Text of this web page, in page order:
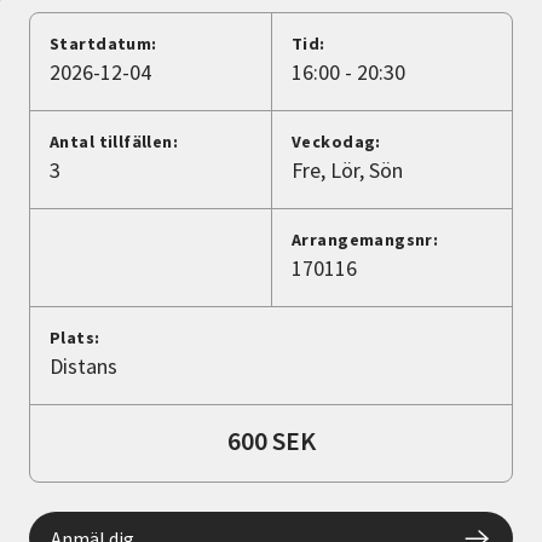
Nyheter
Avdelningar
Lyssna
Startdatum:
2026-12-04
Tid:
16:00 - 20:30
Antal tillfällen:
3
Veckodag:
Fre Lör Sön
Arrangemangsnr:
170116
Plats:
Distans
600 SEK